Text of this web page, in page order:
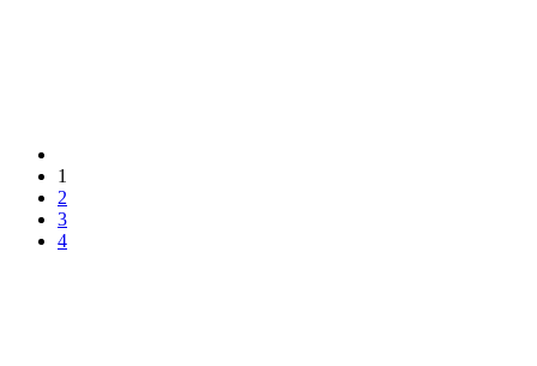
1
2
3
4